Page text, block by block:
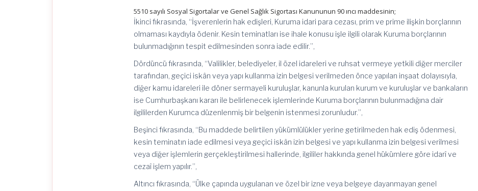
5510 sayılı Sosyal Sigortalar ve Genel Sağlık Sigortası Kanununun 90 ıncı maddesinin;
İkinci fıkrasında, “İşverenlerin hak edişleri, Kuruma idari para cezası, prim ve prime ilişkin borçlarının
olmaması kaydıyla ödenir. Kesin teminatları ise ihale konusu işle ilgili olarak Kuruma borçlarının
bulunmadığının tespit edilmesinden sonra iade edilir.”,
Dördüncü fıkrasında, “Valilikler, belediyeler, il özel idareleri ve ruhsat vermeye yetkili diğer merciler
tarafından, geçici iskân veya yapı kullanma izin belgesi verilmeden önce yapılan inşaat dolayısıyla,
diğer kamu idareleri ile döner sermayeli kuruluşlar, kanunla kurulan kurum ve kuruluşlar ve bankaların
ise Cumhurbaşkanı kararı ile belirlenecek işlemlerinde Kuruma borçlarının bulunmadığına dair
ilgililerden Kurumca düzenlenmiş bir belgenin istenmesi zorunludur.”,
Beşinci fıkrasında, “Bu maddede belirtilen yükümlülükler yerine getirilmeden hak ediş ödenmesi,
kesin teminatın iade edilmesi veya geçici iskân izin belgesi ve yapı kullanma izin belgesi verilmesi
veya diğer işlemlerin gerçekleştirilmesi hallerinde, ilgililer hakkında genel hükümlere göre idarî ve
cezaî işlem yapılır.”,
Altıncı fıkrasında, “Ülke çapında uygulanan ve özel bir izne veya belgeye dayanmayan genel